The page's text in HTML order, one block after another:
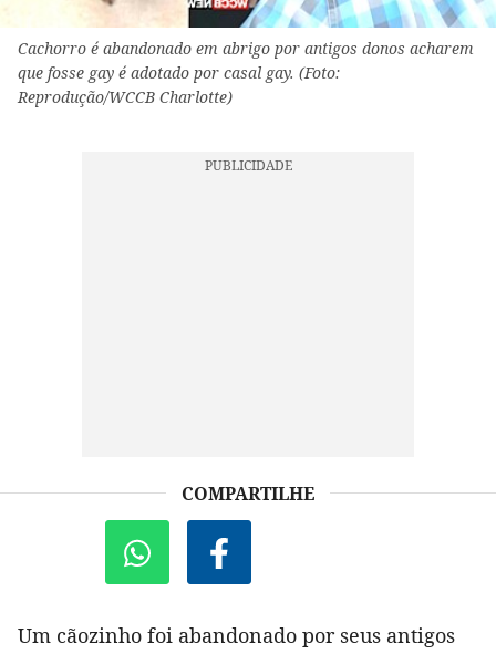
Cachorro é abandonado em abrigo por antigos donos acharem
que fosse gay é adotado por casal gay. (Foto:
Reprodução/WCCB Charlotte)
COMPARTILHE
Um cãozinho foi abandonado por seus antigos